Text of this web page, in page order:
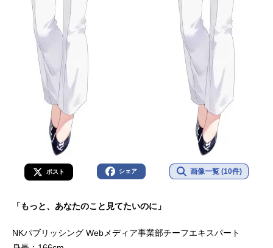
ポスト シェア 画像一覧 (10件)
「もっと、あなたのこと見てたいのに」
NKパブリッシング Webメディア事業部チーフエキスパート